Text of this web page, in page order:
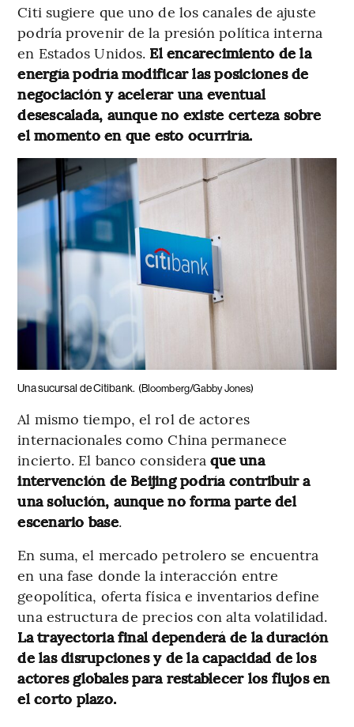
Citi sugiere que uno de los canales de ajuste
podría provenir de la presión política interna
en Estados Unidos. El encarecimiento de la
energía podría modificar las posiciones de
negociación y acelerar una eventual
desescalada, aunque no existe certeza sobre
el momento en que esto ocurriría.
Una sucursal de Citibank. (Bloomberg/Gabby Jones)
Al mismo tiempo, el rol de actores
internacionales como China permanece
incierto. El banco consideraque una
intervención de Beijing podría contribuir a
una solución, aunque no forma parte del
escenario base.
En suma, el mercado petrolero se encuentra
en una fase donde la interacción entre
geopolítica, oferta física e inventarios define
una estructura de precios con alta volatilidad.
La trayectoria final dependerá de la duración
de las disrupciones y de la capacidad de los
actores globales para restablecer los flujos en
el corto plazo.